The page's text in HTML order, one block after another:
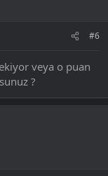
#6
veya o puan
?